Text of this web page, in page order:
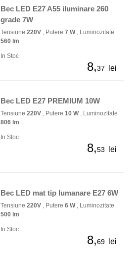
Bec LED E27 A55 iluminare 260
grade 7W
Tensiune 220V , Putere 7 W, Luminozitate
560 lm
In Stoc
8,37 lei
Bec LED E27 PREMIUM 10W
Tensiune 220V , Putere 10 W, Luminozitate
806 lm
In Stoc
8,53 lei
Bec LED mat tip lumanare E27 6W
Tensiune 220V , Putere 6 W, Luminozitate
500 lm
In Stoc
8,69 lei